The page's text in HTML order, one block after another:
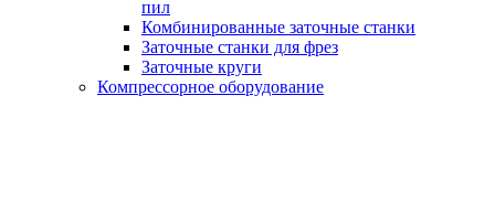
пил
Комбинированные заточные станки
Заточные станки для фрез
Заточные круги
Компрессорное оборудование